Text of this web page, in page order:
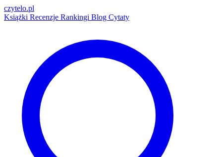
czytelo.pl
Książki Recenzje Rankingi Blog Cytaty